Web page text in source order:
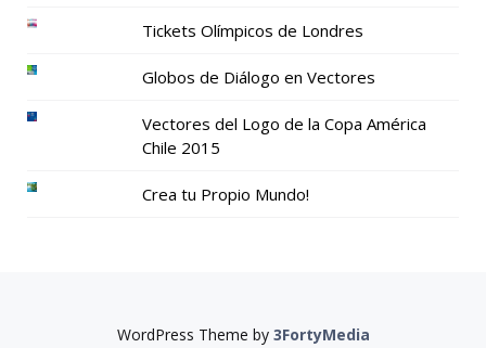
Tickets Olímpicos de Londres
Globos de Diálogo en Vectores
Vectores del Logo de la Copa América
Chile 2015
Crea tu Propio Mundo!
WordPress Theme by 3FortyMedia